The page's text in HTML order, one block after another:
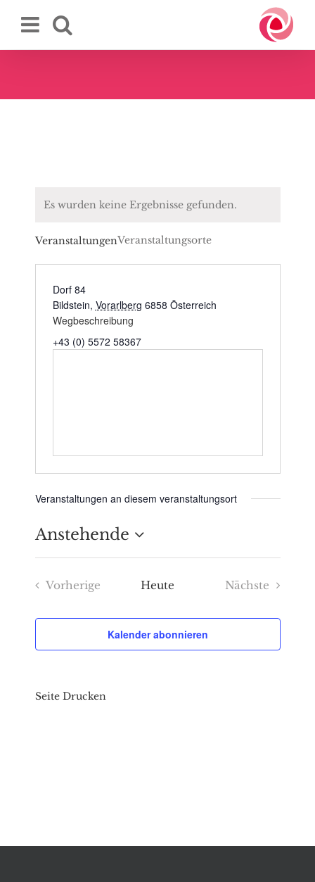
Inhalt
Es wurden keine Ergebnisse gefunden.
VeranstaltungenVeranstaltungsorte
Dorf 84
Bildstein, Vorarlberg 6858 Österreich
Wegbeschreibung
+43 (0) 5572 58367
Veranstaltungen an diesem veranstaltungsort
Anstehende
Datum
wählen.
Vorherige
Heute
Nächste
Kalender abonnieren
Seite Drucken